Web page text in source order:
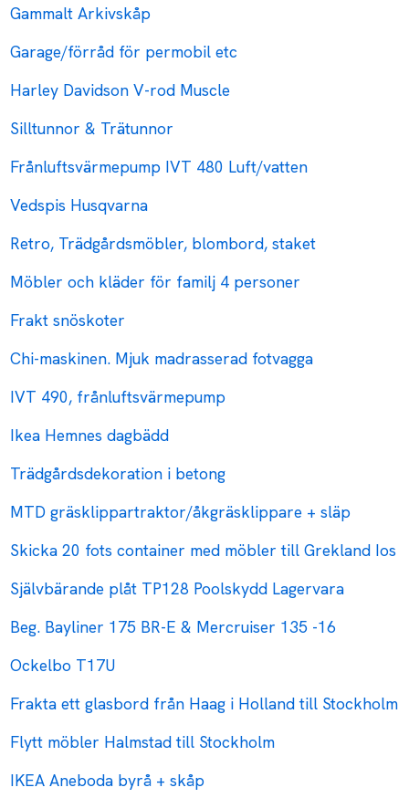
Gammalt Arkivskåp
Garage/förråd för permobil etc
Harley Davidson V-rod Muscle
Silltunnor & Trätunnor
Frånluftsvärmepump IVT 480 Luft/vatten
Vedspis Husqvarna
Retro, Trädgårdsmöbler, blombord, staket
Möbler och kläder för familj 4 personer
Frakt snöskoter
Chi-maskinen. Mjuk madrasserad fotvagga
IVT 490, frånluftsvärmepump
Ikea Hemnes dagbädd
Trädgårdsdekoration i betong
MTD gräsklippartraktor/åkgräsklippare + släp
Skicka 20 fots container med möbler till Grekland Ios
Självbärande plåt TP128 Poolskydd Lagervara
Beg. Bayliner 175 BR-E & Mercruiser 135 -16
Ockelbo T17U
Frakta ett glasbord från Haag i Holland till Stockholm
Flytt möbler Halmstad till Stockholm
IKEA Aneboda byrå + skåp